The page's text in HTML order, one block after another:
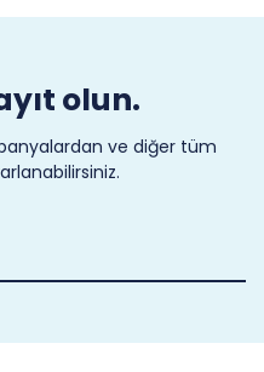
olun.
ve diğer tüm